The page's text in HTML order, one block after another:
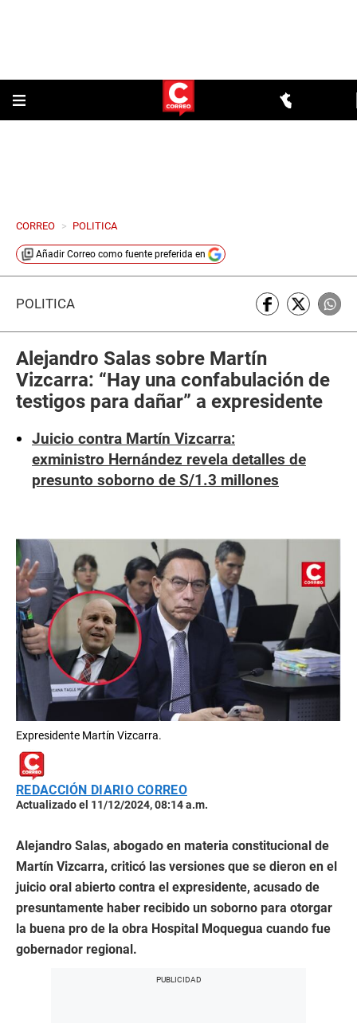
CORREO > POLITICA
Añadir Correo como fuente preferida en
POLÍTICA
Alejandro Salas sobre Martín
Vizcarra: “Hay una confabulación de
testigos para dañar” a expresidente
Juicio contra Martín Vizcarra:
exministro Hernández revela detalles de
presunto soborno de S/1.3 millones
Expresidente Martín Vizcarra.
REDACCIÓN DIARIO CORREO
Actualizado el 11/12/2024, 08:14 a.m.
Alejandro Salas, abogado en materia constitucional de
Martín Vizcarra, criticó las versiones que se dieron en el
juicio oral abierto contra el expresidente, acusado de
presuntamente haber recibido un soborno para otorgar
la buena pro de la obra Hospital Moquegua cuando fue
gobernador regional.